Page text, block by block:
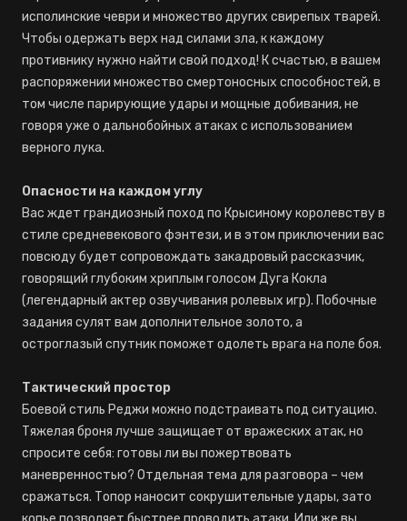
исполинские чеври и множество других свирепых тварей.
Чтобы одержать верх над силами зла, к каждому
противнику нужно найти свой подход! К счастью, в вашем
распоряжении множество смертоносных способностей, в
том числе парирующие удары и мощные добивания, не
говоря уже о дальнобойных атаках с использованием
верного лука.
Опасности на каждом углу
Вас ждет грандиозный поход по Крысиному королевству в
стиле средневекового фэнтези, и в этом приключении вас
повсюду будет сопровождать закадровый рассказчик,
говорящий глубоким хриплым голосом Дуга Кокла
(легендарный актер озвучивания ролевых игр). Побочные
задания сулят вам дополнительное золото, а
остроглазый спутник поможет одолеть врага на поле боя.
Тактический простор
Боевой стиль Реджи можно подстраивать под ситуацию.
Тяжелая броня лучше защищает от вражеских атак, но
спросите себя: готовы ли вы пожертвовать
маневренностью? Отдельная тема для разговора – чем
сражаться. Топор наносит сокрушительные удары, зато